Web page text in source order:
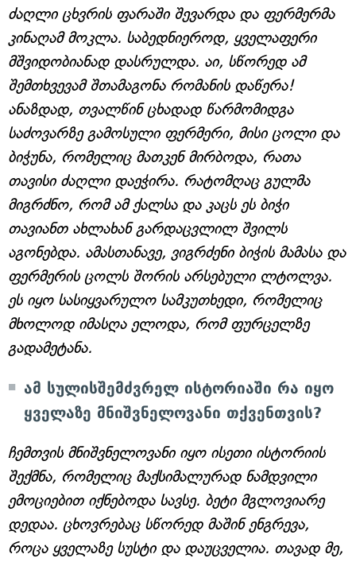
ძაღლი ცხვრის ფარაში შევარდა და ფერმერმა
კინაღამ მოკლა. საბედნიეროდ, ყველაფერი
მშვიდობიანად დასრულდა. აი, სწორედ ამ
შემთხვევამ შთამაგონა რომანის დაწერა!
ანაზდად, თვალწინ ცხადად წარმომიდგა
საძოვარზე გამოსული ფერმერი, მისი ცოლი და
ბიჭუნა, რომელიც მათკენ მირბოდა, რათა
თავისი ძაღლი დაეჭირა. რატომღაც გულმა
მიგრძნო, რომ ამ ქალსა და კაცს ეს ბიჭი
თავიანთ ახლახან გარდაცვლილ შვილს
აგონებდა. ამასთანავე, ვიგრძენი ბიჭის მამასა და
ფერმერის ცოლს შორის არსებული ლტოლვა.
ეს იყო სასიყვარულო სამკუთხედი, რომელიც
მხოლოდ იმასღა ელოდა, რომ ფურცელზე
გადამეტანა.
ამ სულისშემძვრელ ისტორიაში რა იყო
ყველაზე მნიშვნელოვანი თქვენთვის?
ჩემთვის მნიშვნელოვანი იყო ისეთი ისტორიის
შექმნა, რომელიც მაქსიმალურად ნამდვილი
ემოციებით იქნებოდა სავსე. ბეტი მგლოვიარე
დედაა. ცხოვრებაც სწორედ მაშინ ენგრევა,
როცა ყველაზე სუსტი და დაუცველია. თავად მე,